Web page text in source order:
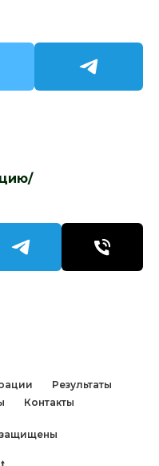
Результаты
Контакты
защищены